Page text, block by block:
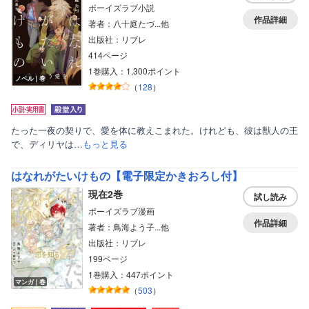
ノベル｜巻
ボーイズラブ小説
著者：八十庭たづ...他
出版社：リブレ
414ページ
1巻購入：1,300ポイント
（128）
作品詳細
たった一夜の契りで、愛を体に教えこまれた。けれども、彼は獣人の王
で、ディリヤは…もっと見る
はなれがたいけもの【電子限定かきおろし付】
マンガ｜巻
現在2巻
ボーイズラブ漫画
著者：鳥海よう子...他
出版社：リブレ
199ページ
1巻購入：447ポイント
（503）
試し読み
作品詳細